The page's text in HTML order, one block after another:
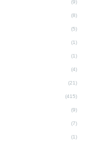
(9)
(8)
(5)
(1)
(1)
(4)
(21)
(415)
(9)
(7)
(1)